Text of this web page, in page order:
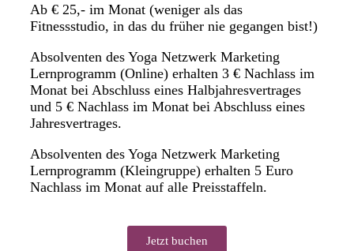
Ab € 25,- im Monat (weniger als das
Fitnessstudio, in das du früher nie gegangen bist!)
Absolventen des Yoga Netzwerk Marketing
Lernprogramm (Online) erhalten 3 € Nachlass im
Monat bei Abschluss eines Halbjahresvertrages
und 5 € Nachlass im Monat bei Abschluss eines
Jahresvertrages.
Absolventen des Yoga Netzwerk Marketing
Lernprogramm (Kleingruppe) erhalten 5 Euro
Nachlass im Monat auf alle Preisstaffeln.
Jetzt buchen